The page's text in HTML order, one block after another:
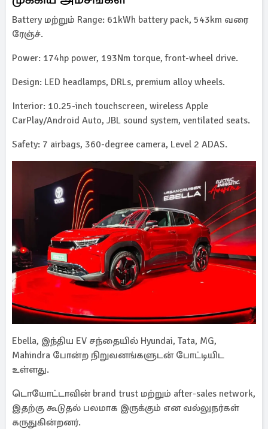
Battery மற்றும் Range: 61kWh battery pack, 543km வரை
ரேஞ்ச்.
Power: 174hp power, 193Nm torque, front-wheel drive.
Design: LED headlamps, DRLs, premium alloy wheels.
Interior: 10.25-inch touchscreen, wireless Apple
CarPlay/Android Auto, JBL sound system, ventilated seats.
Safety: 7 airbags, 360-degree camera, Level 2 ADAS.
Ebella, இந்திய EV சந்தையில் Hyundai, Tata, MG,
Mahindra போன்ற நிறுவனங்களுடன் போட்டியிட
உள்ளது.
டொயோட்டாவின் brand trust மற்றும் after-sales network,
இதற்கு கூடுதல் பலமாக இருக்கும் என வல்லுநர்கள்
கருதுகின்றனர்.